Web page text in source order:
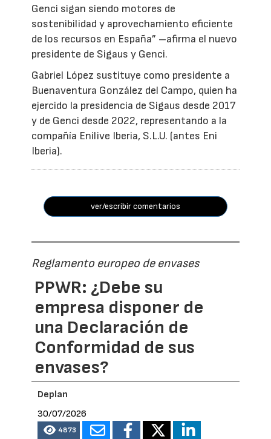
Genci sigan siendo motores de
sostenibilidad y aprovechamiento eficiente
de los recursos en España” –afirma el nuevo
presidente de Sigaus y Genci.
Gabriel López sustituye como presidente a
Buenaventura González del Campo, quien ha
ejercido la presidencia de Sigaus desde 2017
y de Genci desde 2022, representando a la
compañía Enilive Iberia, S.L.U. (antes Eni
Iberia).
ver/escribir comentarios
Reglamento europeo de envases
PPWR: ¿Debe su
empresa disponer de
una Declaración de
Conformidad de sus
envases?
Deplan
30/07/2026
4873